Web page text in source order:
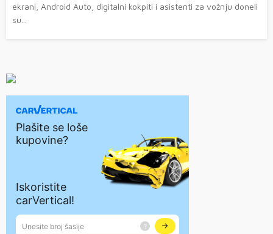
ekrani, Android Auto, digitalni kokpiti i asistenti za vožnju doneli
su...